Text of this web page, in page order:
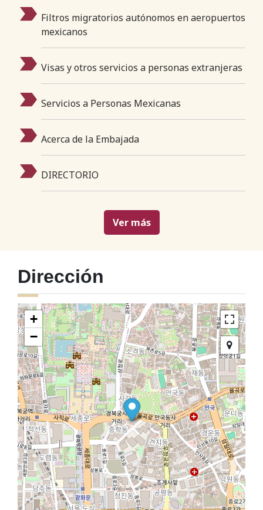
Filtros migratorios autónomos en aeropuertos
mexicanos
Visas y otros servicios a personas extranjeras
Servicios a Personas Mexicanas
Acerca de la Embajada
DIRECTORIO
Ver más
Dirección
+
−